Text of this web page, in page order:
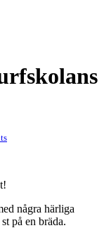
några härliga
på en bräda.